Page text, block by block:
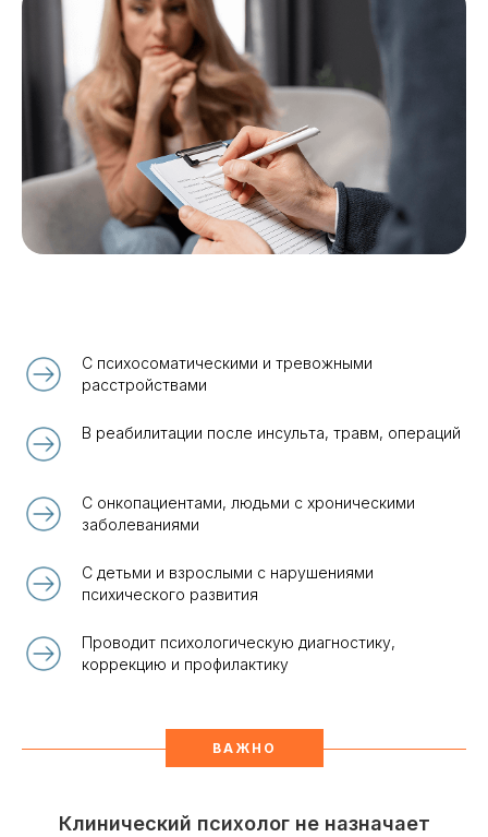
С психосоматическими и тревожными
расстройствами
В реабилитации после инсульта, травм, операций
С онкопациентами, людьми с хроническими
заболеваниями
С детьми и взрослыми с нарушениями
психического развития
Проводит психологическую диагностику,
коррекцию и профилактику
ВАЖНО
Клинический психолог не назначает